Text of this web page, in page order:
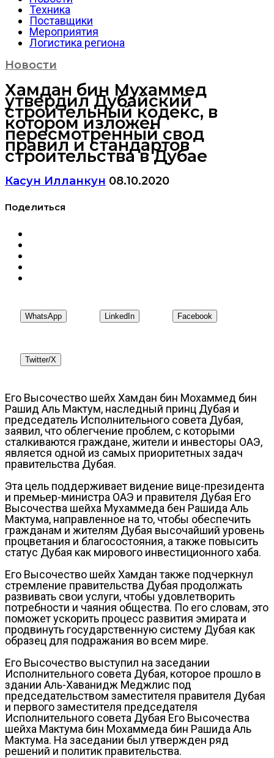
Техника
Поставщики
Мероприятия
Логистика региона
Новости
Хамдан бин Мухаммед
утвердил Дубайский
строительный кодекс, в
котором изложен
пересмотренный свод
правил и стандартов
строительства в Дубае
Касун Илланкун 08.10.2020
Поделиться
WhatsApp LinkedIn Facebook
Twitter/X
Его Высочество шейх Хамдан бин Мохаммед бин
Рашид Аль Мактум, наследный принц Дубая и
председатель Исполнительного совета Дубая,
заявил, что облегчение проблем, с которыми
сталкиваются граждане, жители и инвесторы ОАЭ,
является одной из самых приоритетных задач
правительства Дубая.
Эта цель поддерживает видение вице-президента
и премьер-министра ОАЭ и правителя Дубая Его
Высочества шейха Мухаммеда бен Рашида Аль
Мактума, направленное на то, чтобы обеспечить
гражданам и жителям Дубая высочайший уровень
процветания и благосостояния, а также повысить
статус Дубая как мирового инвестиционного хаба.
Его Высочество шейх Хамдан также подчеркнул
стремление правительства Дубая продолжать
развивать свои услуги, чтобы удовлетворить
потребности и чаяния общества. По его словам, это
поможет ускорить процесс развития эмирата и
продвинуть государственную систему Дубая как
образец для подражания во всем мире.
Его Высочество выступил на заседании
Исполнительного совета Дубая, которое прошло в
здании Аль-Хаванидж Меджлис под
председательством заместителя правителя Дубая
и первого заместителя председателя
Исполнительного совета Дубая Его Высочества
шейха Мактума бин Мохаммеда бин Рашида Аль
Мактума. На заседании был утвержден ряд
решений и политик правительства.